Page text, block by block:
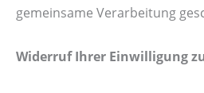
gemeinsame Verarbeitung
Widerruf Ihrer Einwilligung